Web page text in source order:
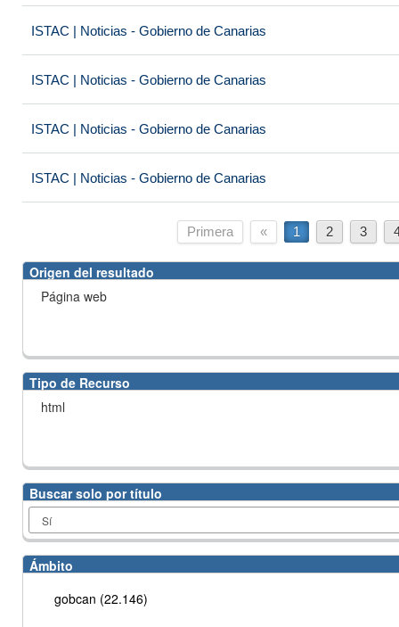
ISTAC | Noticias - Gobierno de Canarias
ISTAC | Noticias - Gobierno de Canarias
ISTAC | Noticias - Gobierno de Canarias
ISTAC | Noticias - Gobierno de Canarias
Primera « 1 2 3
Origen del resultado
Página web
Tipo de Recurso
html
Buscar solo por título
Ámbito
gobcan (22.146)